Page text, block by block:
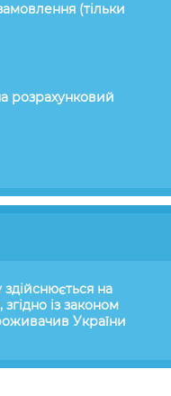
(тільки
розрахунковий
на
згідно із законом
України